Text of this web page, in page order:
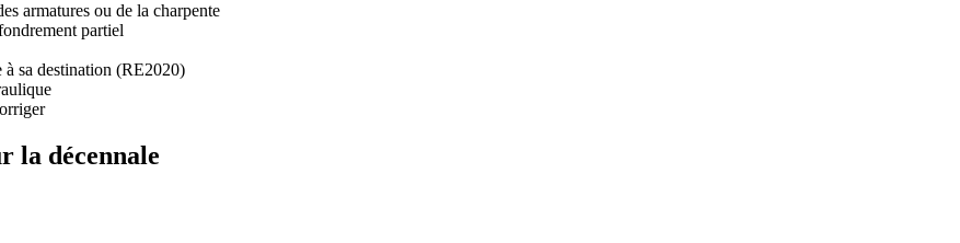
armatures ou de la charpente
partiel
sa destination (RE2020)
la décennale